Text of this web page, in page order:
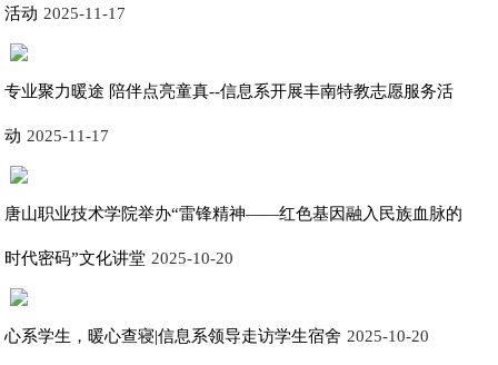
活动 2025-11-17
专业聚力暖途 陪伴点亮童真--信息系开展丰南特教志愿服务活
动 2025-11-17
唐山职业技术学院举办“雷锋精神——红色基因融入民族血脉的
时代密码”文化讲堂 2025-10-20
心系学生，暖心查寝|信息系领导走访学生宿舍 2025-10-20